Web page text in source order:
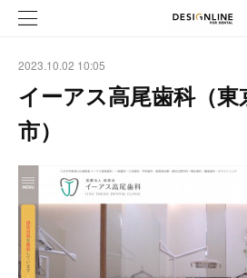
2023.10.02 10:05
イーアス高尾歯科（東
市）